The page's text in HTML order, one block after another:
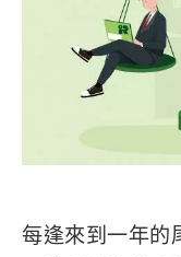
每逢來到一年的